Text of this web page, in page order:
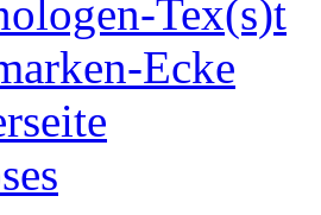
Tex(s)t
Ecke